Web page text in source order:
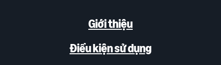
Giới thiệu
Điều kiện sử dụng